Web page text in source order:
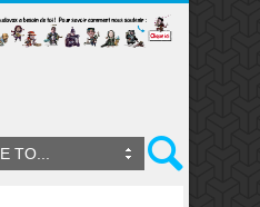
TO...